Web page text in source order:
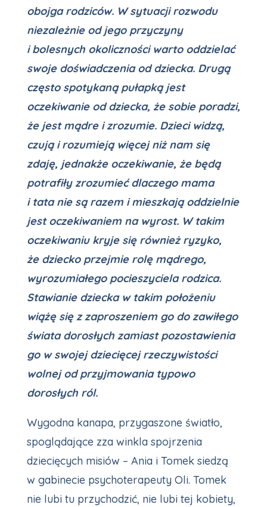
obojga rodziców. W sytuacji rozwodu
niezależnie od jego przyczyny
i bolesnych okoliczności warto oddzielać
swoje doświadczenia od dziecka. Drugą
często spotykaną pułapką jest
oczekiwanie od dziecka, że sobie poradzi,
że jest mądre i zrozumie. Dzieci widzą,
czują i rozumieją więcej niż nam się
zdaję, jednakże oczekiwanie, że będą
potrafiły zrozumieć dlaczego mama
i tata nie są razem i mieszkają oddzielnie
jest oczekiwaniem na wyrost. W takim
oczekiwaniu kryje się również ryzyko,
że dziecko przejmie rolę mądrego,
wyrozumiałego pocieszyciela rodzica.
Stawianie dziecka w takim położeniu
wiążę się z zaproszeniem go do zawiłego
świata dorosłych zamiast pozostawienia
go w swojej dziecięcej rzeczywistości
wolnej od przyjmowania typowo
dorosłych ról.
Wygodna kanapa, przygaszone światło,
spoglądające zza winkla spojrzenia
dziecięcych misiów – Ania i Tomek siedzą
w gabinecie psychoterapeuty Oli. Tomek
nie lubi tu przychodzić, nie lubi tej kobiety,